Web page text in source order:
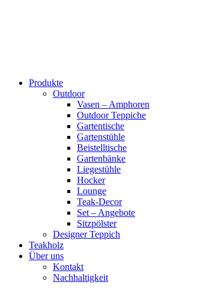
Produkte
Outdoor
Vasen – Amphoren
Outdoor Teppiche
Gartentische
Gartenstühle
Beistelltische
Gartenbänke
Liegestühle
Hocker
Lounge
Teak-Decor
Set – Angebote
Sitzpölster
Designer Teppich
Teakholz
Über uns
Kontakt
Nachhaltigkeit